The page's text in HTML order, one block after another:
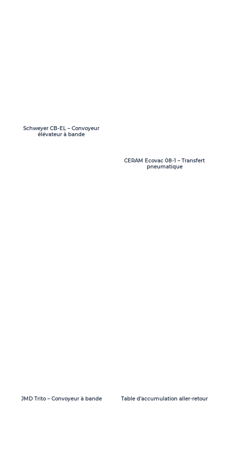
Schweyer CB-EL – Convoyeur
élévateur à bande
CERAM Ecovac 08-1 – Transfert
pneumatique
JMD Trito – Convoyeur à bande Table d’accumulation aller-retour